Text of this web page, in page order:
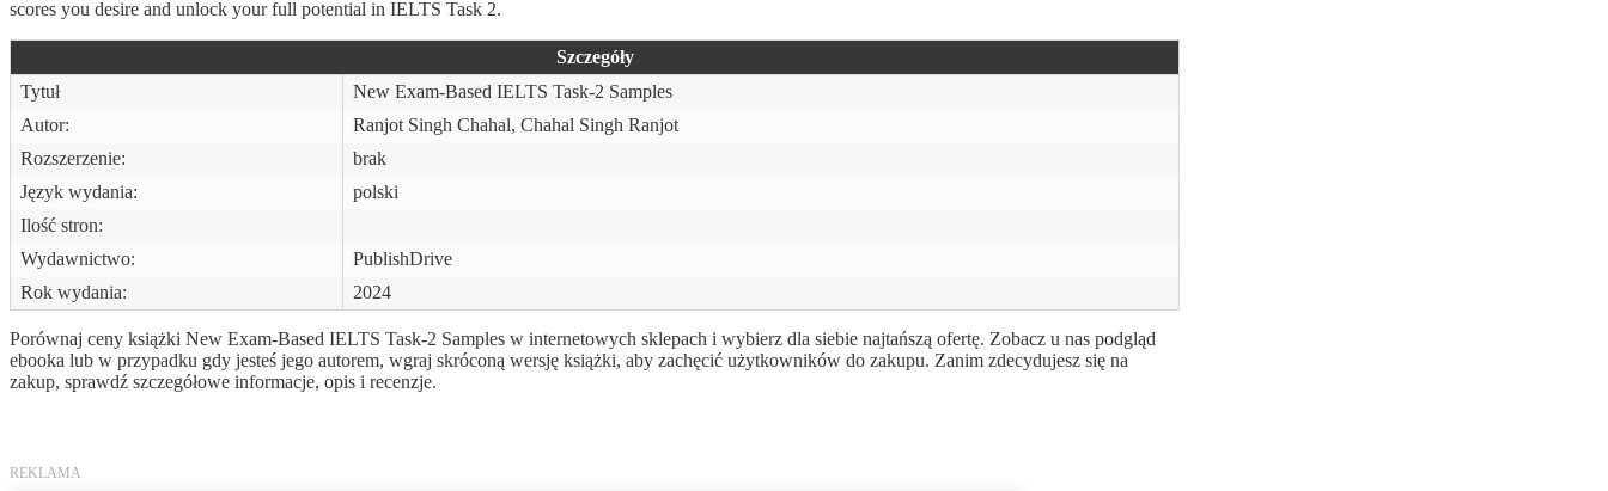
scores you desire and unlock your full potential in IELTS Task 2.
Szczegóły
Tytuł
New Exam-Based IELTS Task-2 Samples
Autor:
Ranjot Singh Chahal, Chahal Singh Ranjot
Rozszerzenie:
brak
Język wydania:
polski
Ilość stron:
Wydawnictwo:
PublishDrive
Rok wydania:
2024
Porównaj ceny książki New Exam-Based IELTS Task-2 Samples w internetowych sklepach i wybierz dla siebie najtańszą ofertę. Zobacz u nas podgląd
ebooka lub w przypadku gdy jesteś jego autorem, wgraj skróconą wersję książki, aby zachęcić użytkowników do zakupu. Zanim zdecydujesz się na
zakup, sprawdź szczegółowe informacje, opis i recenzje.